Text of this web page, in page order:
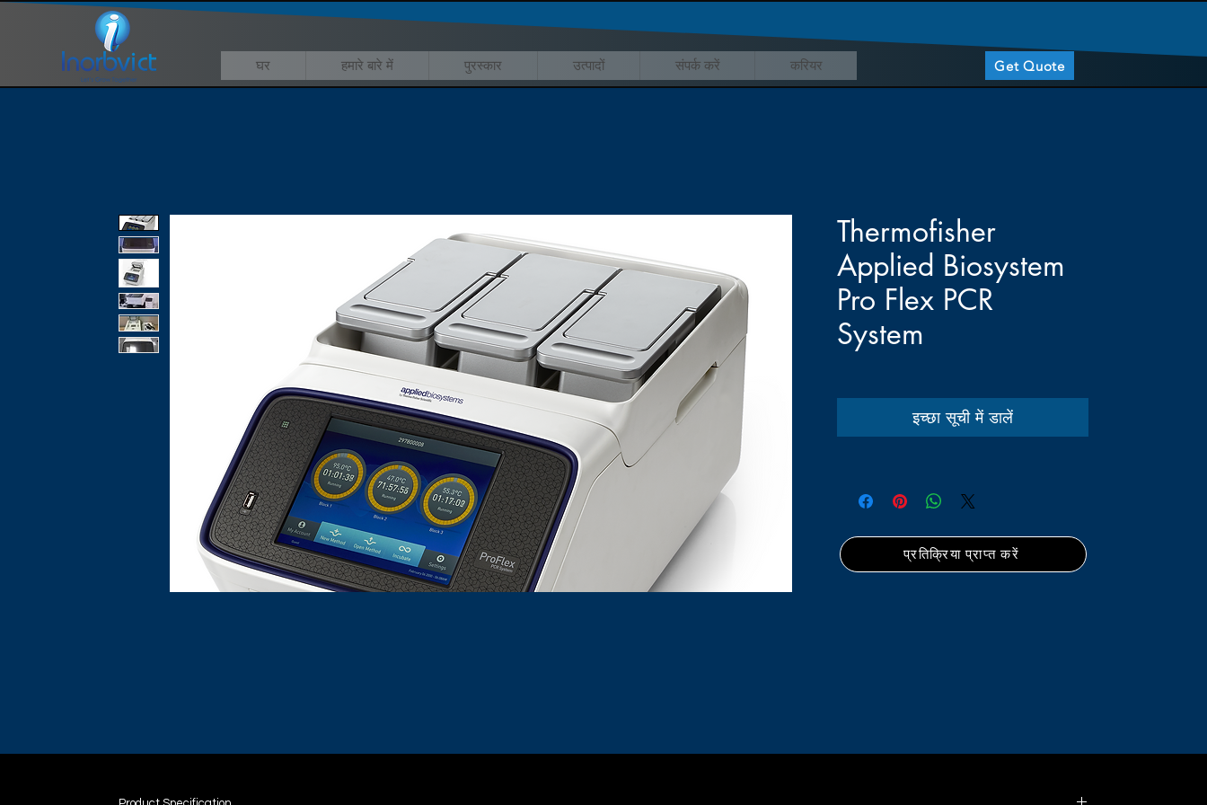
घर हमारे बारे में पुरस्कार उत्पादों संपर्क करें करियर Get Quote
Thermofisher
Applied Biosystem
Pro Flex PCR
System
इच्छा सूची में डालें
प्रतिक्रिया प्राप्त करें